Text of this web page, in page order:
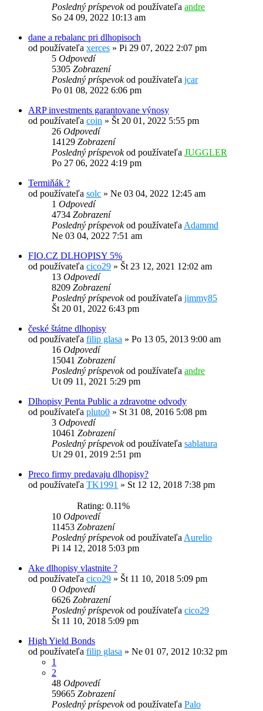
Posledný príspevokod používateľa andre
So 24 09, 2022 10:13 am
dane a rebalanc pri dlhopisoch
od používateľa xerces » Pi 29 07, 2022 2:07 pm
5 Odpovedí
5305 Zobrazení
Posledný príspevokod používateľa jcar
Po 01 08, 2022 6:06 pm
ARP investments garantovane výnosy
od používateľa coin » Št 20 01, 2022 5:55 pm
26 Odpovedí
14129 Zobrazení
Posledný príspevokod používateľa JUGGLER
Po 27 06, 2022 4:19 pm
Termiňák ?
od používateľa solc » Ne 03 04, 2022 12:45 am
1 Odpovedí
4734 Zobrazení
Posledný príspevokod používateľaAdammd
Ne 03 04, 2022 7:51 am
FIO.CZ DLHOPISY 5%
od používateľa cico29 » Št 23 12, 2021 12:02 am
13 Odpovedí
8209 Zobrazení
Posledný príspevokod používateľa jimmy85
Št 20 01, 2022 6:43 pm
české štátne dlhopisy
od používateľa filip glasa » Po 13 05, 2013 9:00 am
16 Odpovedí
15041 Zobrazení
Posledný príspevokod používateľa andre
Ut 09 11, 2021 5:29 pm
Dlhopisy Penta Public a zdravotne odvody
od používateľa pluto0 » St 31 08, 2016 5:08 pm
3 Odpovedí
10461 Zobrazení
Posledný príspevokod používateľa sablatura
Ut 29 01, 2019 2:51 pm
Preco firmy predavaju dlhopisy?
od používateľa TK1991 » St 12 12, 2018 7:38 pm
Rating: 0.11%
10 Odpovedí
11453 Zobrazení
Posledný príspevokod používateľaAurelio
Pi 14 12, 2018 5:03 pm
Ake dlhopisy vlastnite ?
od používateľa cico29 » Št 11 10, 2018 5:09 pm
0 Odpovedí
6626 Zobrazení
Posledný príspevokod používateľa cico29
Št 11 10, 2018 5:09 pm
High Yield Bonds
od používateľa filip glasa » Ne 01 07, 2012 10:32 pm
1
2
48 Odpovedí
59665 Zobrazení
Posledný príspevokod používateľa Palo